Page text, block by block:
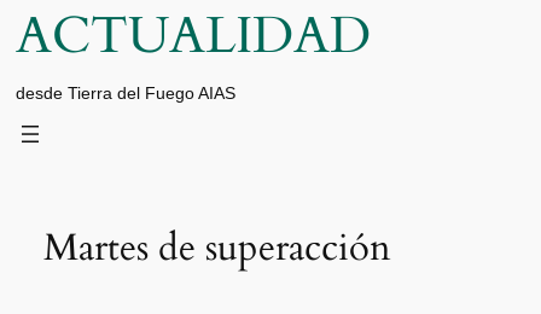
ACTUALIDAD
desde Tierra del Fuego AIAS
Martes de superacción